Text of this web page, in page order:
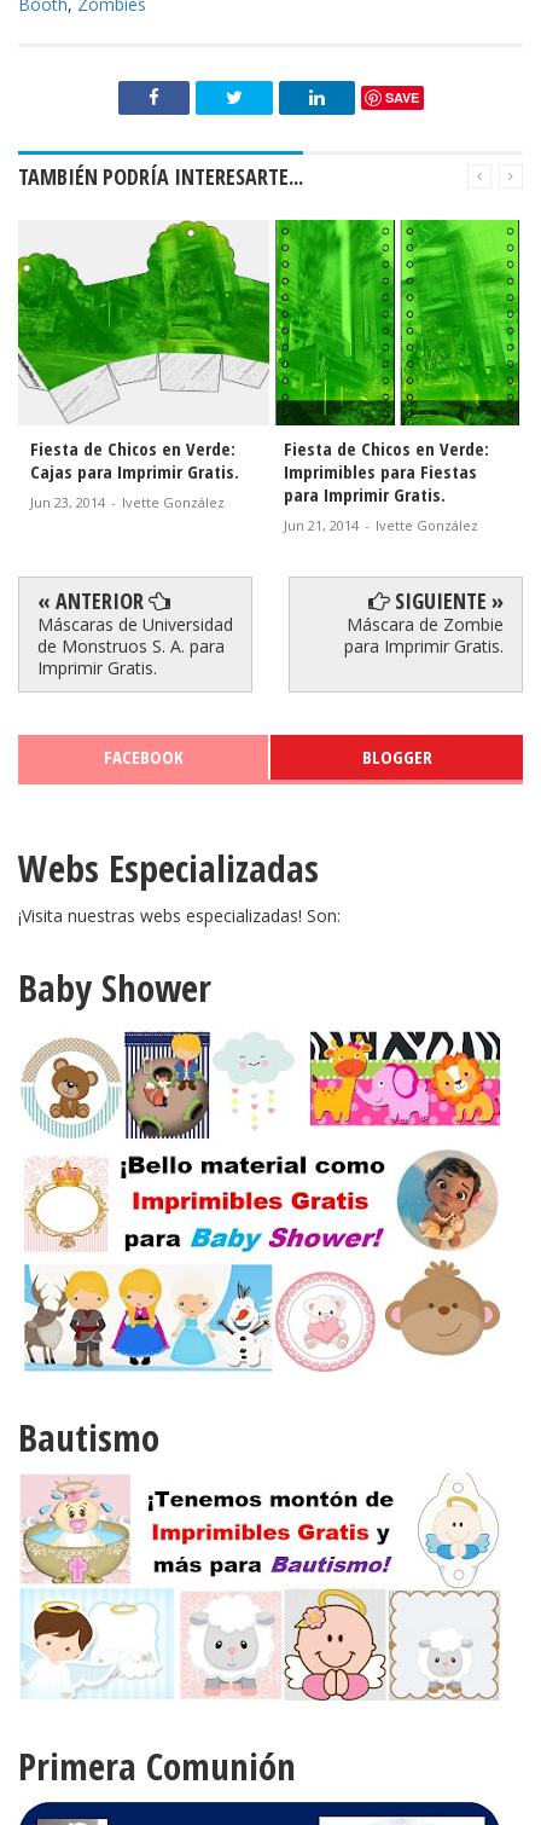
SAVE
TAMBIÉN PODRÍA INTERESARTE...
Fiesta de Chicos en Verde:
Imprimibles para Fiestas
para Imprimir Gratis.
Fiesta de Chicos en Verde:
Etiquetas para Candy Bar
para Imprimir Gratis.
Jun 09, 2014 - Ivette González
« ANTERIOR
Máscaras de Universidad
de Monstruos S. A. para
Imprimir Gratis.
SIGUIENTE »
Máscara de Zombie
para Imprimir Gratis.
FACEBOOK BLOGGER
Webs Especializadas
¡Visita nuestras webs especializadas! Son:
Baby Shower
Bautismo
Primera Comunión